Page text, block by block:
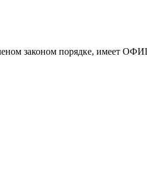
законом порядке, имеет